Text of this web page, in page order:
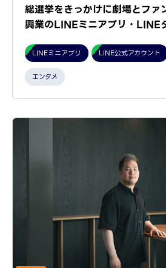
総選挙をきっかけに劇場とファ
興業のLINEミニアプリ・LINE
LINEミニアプリ LINE公式アカウント
エンタメ